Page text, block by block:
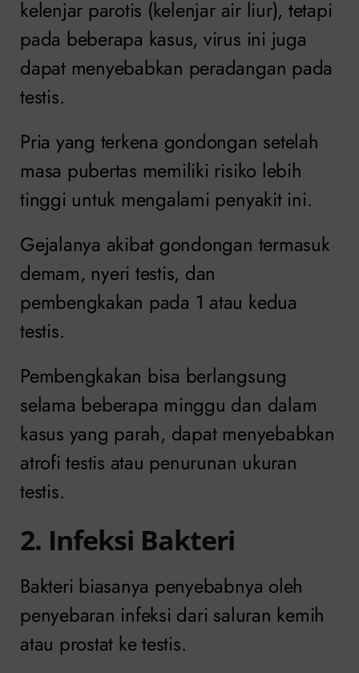
kelenjar parotis (kelenjar air liur), tetapi
pada beberapa kasus, virus ini juga
dapat menyebabkan peradangan pada
testis.
Pria yang terkena gondongan setelah
masa pubertas memiliki risiko lebih
tinggi untuk mengalami penyakit ini.
Gejalanya akibat gondongan termasuk
demam, nyeri testis, dan
pembengkakan pada 1 atau kedua
testis.
Pembengkakan bisa berlangsung
selama beberapa minggu dan dalam
kasus yang parah, dapat menyebabkan
atrofi testis atau penurunan ukuran
testis.
2. Infeksi Bakteri
Bakteri biasanya penyebabnya oleh
penyebaran infeksi dari saluran kemih
atau prostat ke testis.